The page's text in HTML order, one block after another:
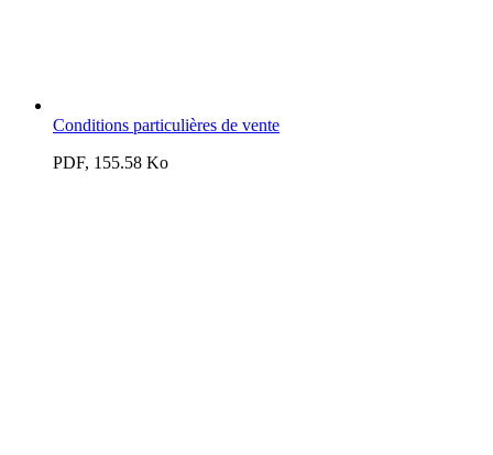
Conditions particulières de vente
PDF, 155.58 Ko